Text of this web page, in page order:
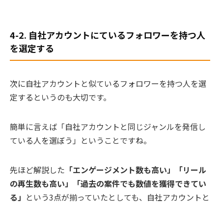
4-2. 自社アカウントにているフォロワーを持つ人
を選定する
次に自社アカウントと似ているフォロワーを持つ人を選
定するというのも大切です。
簡単に言えば「自社アカウントと同じジャンルを発信し
ている人を選ぼう」ということですね。
先ほど解説した 「エンゲージメント数も高い」「リール
の再生数も高い」「過去の案件でも数値を獲得できてい
る」 という3点が揃っていたとしても、自社アカウントと